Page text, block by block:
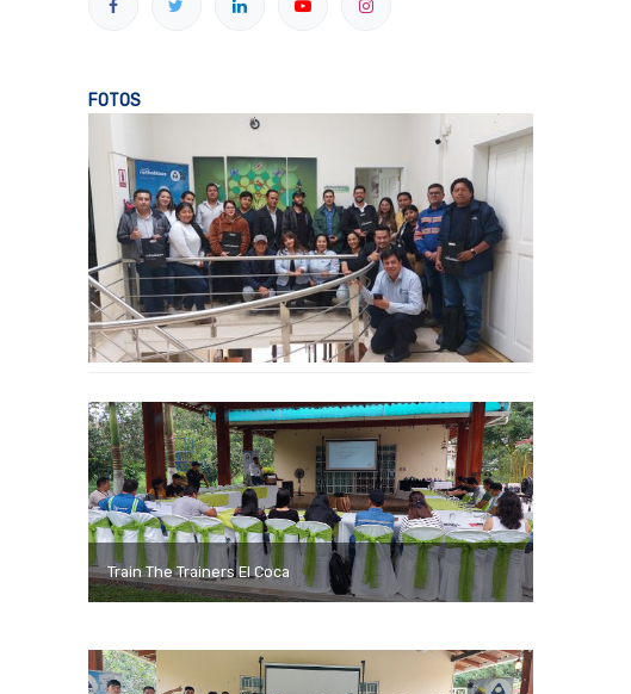
FOTOS
Train The Trainers El Coca